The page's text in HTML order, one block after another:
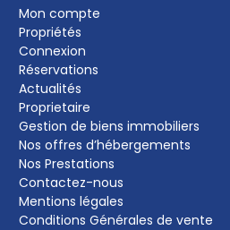
Mon compte
Propriétés
Connexion
Réservations
Actualités
Proprietaire
Gestion de biens immobiliers
Nos offres d’hébergements
Nos Prestations
Contactez-nous
Mentions légales
Conditions Générales de vente